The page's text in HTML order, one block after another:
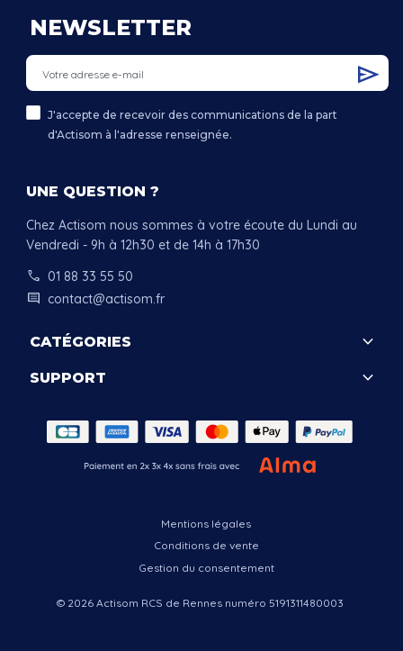
NEWSLETTER
J'accepte de recevoir des communications de la part
d'Actisom à l'adresse renseignée.
UNE QUESTION ?
Chez Actisom nous sommes à votre écoute du Lundi au
Vendredi - 9h à 12h30 et de 14h à 17h30
call 01 88 33 55 50
comment contact@actisom.fr
CATÉGORIES keyboard_arrow_down
SUPPORT keyboard_arrow_down
© 2026 Actisom RCS de Rennes numéro 5191311480003
Mentions légales
Conditions de vente
Gestion du consentement